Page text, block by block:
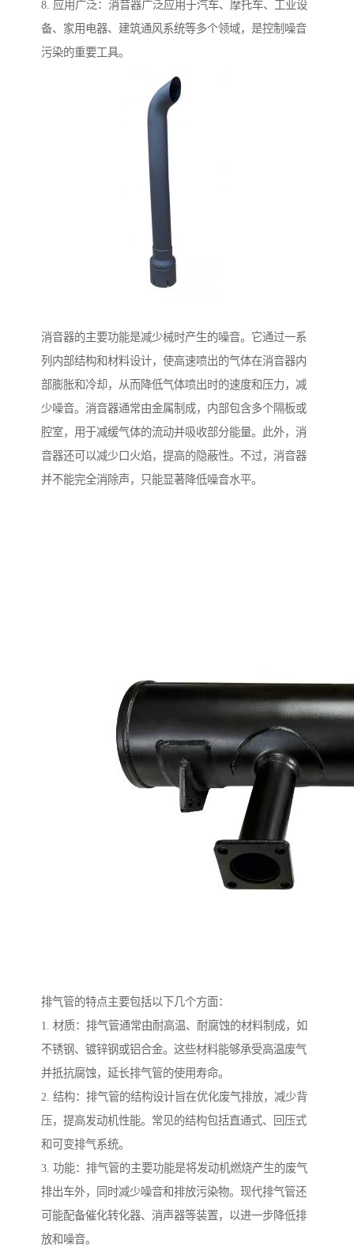
8. 应用广泛：消音器广泛应用于汽车、摩托车、工业设
备、家用电器、建筑通风系统等多个领域，是控制噪音
污染的重要工具。
消音器的主要功能是减少械时产生的噪音。它通过一系
列内部结构和材料设计，使高速喷出的气体在消音器内
部膨胀和冷却，从而降低气体喷出时的速度和压力，减
少噪音。消音器通常由金属制成，内部包含多个隔板或
腔室，用于减缓气体的流动并吸收部分能量。此外，消
音器还可以减少口火焰，提高的隐蔽性。不过，消音器
并不能完全消除声，只能显著降低噪音水平。
排气管的特点主要包括以下几个方面：
1. 材质：排气管通常由耐高温、耐腐蚀的材料制成，如
不锈钢、镀锌钢或铝合金。这些材料能够承受高温废气
并抵抗腐蚀，延长排气管的使用寿命。
2. 结构：排气管的结构设计旨在优化废气排放，减少背
压，提高发动机性能。常见的结构包括直通式、回压式
和可变排气系统。
3. 功能：排气管的主要功能是将发动机燃烧产生的废气
排出车外，同时减少噪音和排放污染物。现代排气管还
可能配备催化转化器、消声器等装置，以进一步降低排
放和噪音。